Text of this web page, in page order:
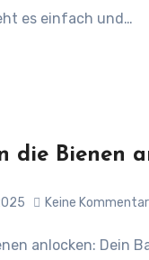
es einfach und…
die Bienen
Keine